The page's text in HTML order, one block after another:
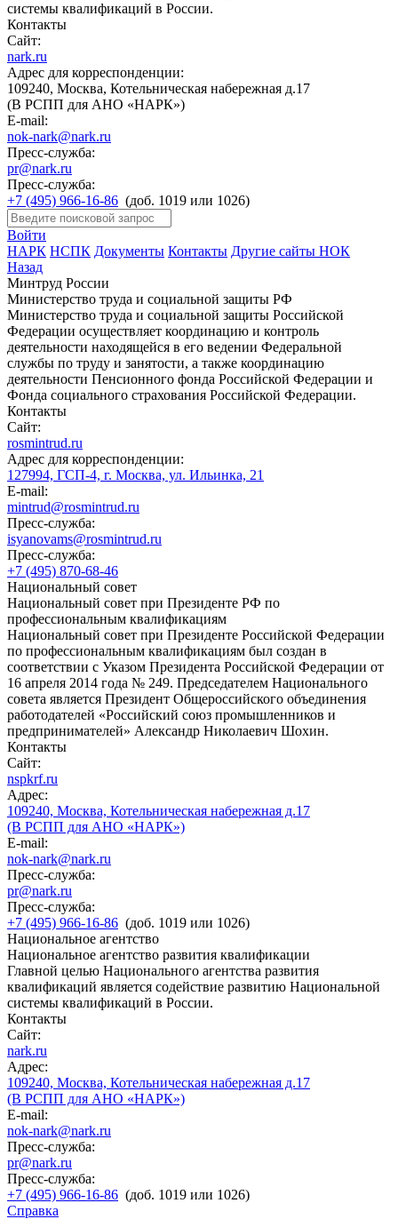
системы квалификаций в России.
Контакты
Сайт:
nark.ru
Адрес для корреспонденции:
109240, Москва, Котельническая набережная д.17
(В РСПП для АНО «НАРК»)
E-mail:
nok-nark@nark.ru
Пресс-служба:
pr@nark.ru
Пресс-служба:
+7 (495) 966-16-86 (доб. 1019 или 1026)
Войти
НАРК НСПК Документы Контакты Другие сайты НОК
Назад
Минтруд России
Министерство труда и социальной защиты РФ
Министерство труда и социальной защиты Российской
Федерации осуществляет координацию и контроль
деятельности находящейся в его ведении Федеральной
службы по труду и занятости, а также координацию
деятельности Пенсионного фонда Российской Федерации и
Фонда социального страхования Российской Федерации.
Контакты
Сайт:
rosmintrud.ru
Адрес для корреспонденции:
127994, ГСП-4, г. Москва, ул. Ильинка, 21
E-mail:
mintrud@rosmintrud.ru
Пресс-служба:
isyanovams@rosmintrud.ru
Пресс-служба:
+7 (495) 870-68-46
Национальный совет
Национальный совет при Президенте РФ по
профессиональным квалификациям
Национальный совет при Президенте Российской Федерации
по профессиональным квалификациям был создан в
соответствии с Указом Президента Российской Федерации от
16 апреля 2014 года № 249. Председателем Национального
совета является Президент Общероссийского объединения
работодателей «Российский союз промышленников и
предпринимателей» Александр Николаевич Шохин.
Контакты
Сайт:
nspkrf.ru
Адрес:
109240, Москва, Котельническая набережная д.17
(В РСПП для АНО «НАРК»)
E-mail:
nok-nark@nark.ru
Пресс-служба:
pr@nark.ru
Пресс-служба:
+7 (495) 966-16-86 (доб. 1019 или 1026)
Национальное агентство
Национальное агентство развития квалификации
Главной целью Национального агентства развития
квалификаций является содействие развитию Национальной
системы квалификаций в России.
Контакты
Сайт:
nark.ru
Адрес:
109240, Москва, Котельническая набережная д.17
(В РСПП для АНО «НАРК»)
E-mail:
nok-nark@nark.ru
Пресс-служба:
pr@nark.ru
Пресс-служба:
+7 (495) 966-16-86 (доб. 1019 или 1026)
Справка